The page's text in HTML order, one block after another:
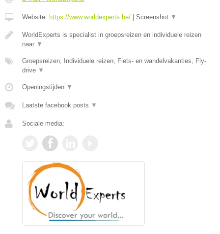
Website: https://www.worldexperts.be/ Screenshot ▼
WorldExperts is specialist in groepsreizen en individuele reizen
naar ▼
Groepsreizen, Individuele reizen, Fiets- en wandelvakanties, Fly-
drive ▼
Openingstijden ▼
Laatste facebook posts ▼
Sociale media: